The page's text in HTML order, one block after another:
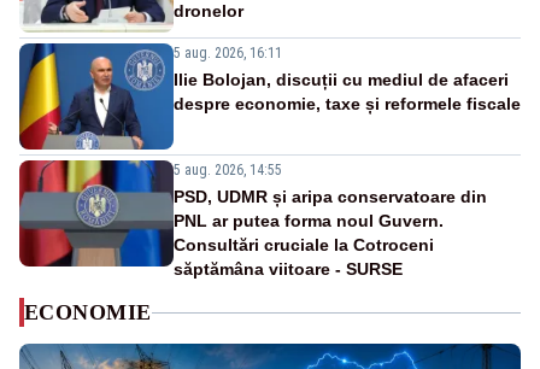
dronelor
5 aug. 2026, 16:11
Ilie Bolojan, discuții cu mediul de afaceri
despre economie, taxe și reformele fiscale
5 aug. 2026, 14:55
PSD, UDMR și aripa conservatoare din
PNL ar putea forma noul Guvern.
Consultări cruciale la Cotroceni
săptămâna viitoare - SURSE
ECONOMIE